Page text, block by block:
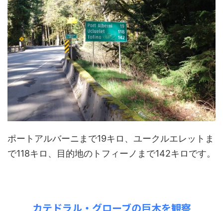
ポートアルバーニまで19キロ、ユークルエレットま
で118キロ、目的地のトフィーノまで142キロです。
カテドラル・グローブの巨木を観察